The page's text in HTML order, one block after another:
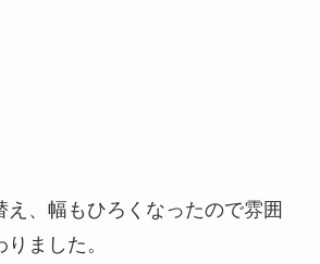
え、幅もひろくなったので雰囲
ました。